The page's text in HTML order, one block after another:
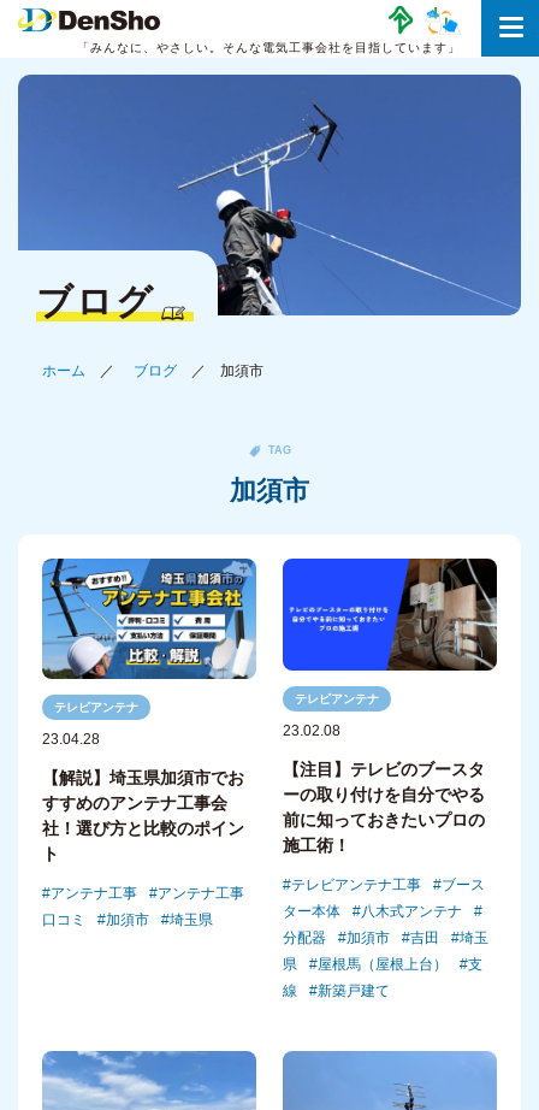
「みんなに、やさしい。 そんな電気工事会社を目指しています」
ブログ
ホーム ブログ 加須市
TAG
加須市
テレビアンテナ
23.04.28
【解説】埼玉県加須市でお
すすめのアンテナ工事会
社！選び方と比較のポイン
ト
アンテナ工事
アンテナ工事
口コミ
加須市 埼玉県
テレビアンテナ
23.02.08
【注目】テレビのブースタ
ーの取り付けを自分でやる
前に知っておきたいプロの
施工術！
テレビアンテナ工事
ブース
ター本体
八木式アンテナ
分配器
加須市 吉田
埼玉
県
屋根馬（屋根上台）
支
線
新築戸建て